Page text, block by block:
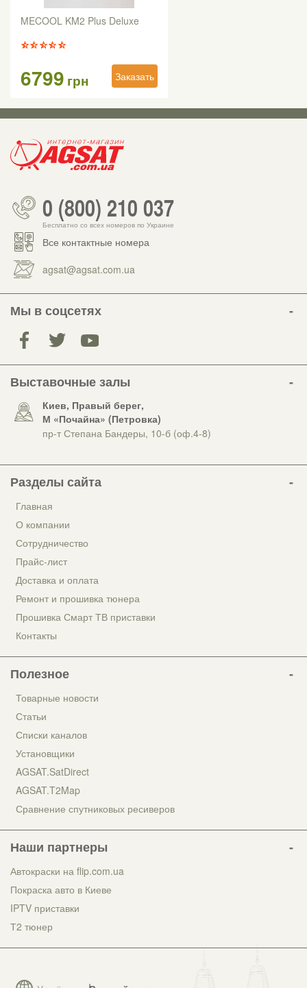
MECOOL KM2 Plus Deluxe
6799 грн Заказать
0 (800) 210 037
Бесплатно со всех номеров по Украине
Все контактные номера
agsat@agsat.com.ua
Мы в соцсетях
Выставочные залы
Киев, Правый берег,
М «Почайна» (Петровка)
пр-т Степана Бандеры, 10-б (оф.4-8)
Разделы сайта
Главная
О компании
Сотрудничество
Прайс-лист
Доставка и оплата
Ремонт и прошивка тюнера
Прошивка Смарт ТВ приставки
Контакты
Полезное
Товарные новости
Статьи
Списки каналов
Установщики
AGSAT.SatDirect
AGSAT.T2Map
Сравнение спутниковых ресиверов
Наши партнеры
Автокраски на flip.com.ua
Покраска авто в Киеве
IPTV приставки
Т2 тюнер